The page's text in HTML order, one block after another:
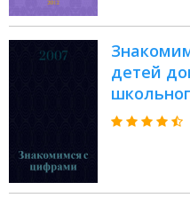
детей